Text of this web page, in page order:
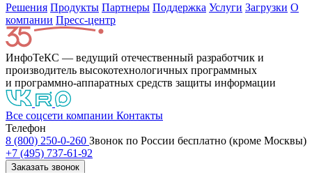
Решения Продукты Партнeры Поддержка Услуги Загрузки О
компании Пресс-центр
ИнфоТеКС — ведущий отечественный разработчик и
производитель высокотехнологичных программных
и программно-аппаратных средств защиты информации
Все соцсети компании Контакты
Телефон
8 (800) 250-0-260 Звонок по России бесплатно (кроме Москвы)
+7 (495) 737-61-92
Заказать звонок